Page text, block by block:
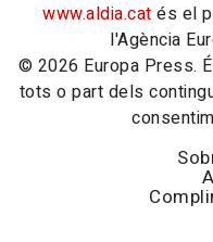
www.aldia.cat és el
l'Agència
© 2026 Europa Press.
tots o part dels